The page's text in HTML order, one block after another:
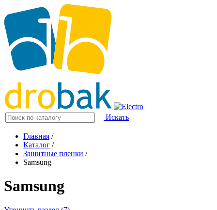
Искать
Главная /
Каталог /
Защитные пленки /
Samsung
Samsung